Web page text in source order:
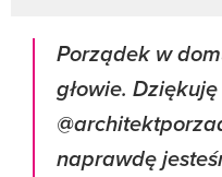
Porządek w
głowie.
naprawdę